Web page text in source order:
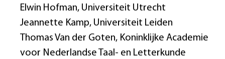
Elwin Hofman, Universiteit Utrecht
Jeannette Kamp, Universiteit Leiden
Thomas Van der Goten, Koninklijke Academie
voor Nederlandse Taal- en Letterkunde